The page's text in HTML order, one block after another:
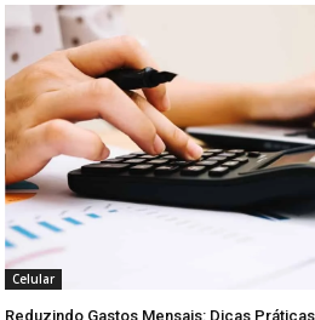
Celular
Reduzindo Gastos Mensais: Dicas